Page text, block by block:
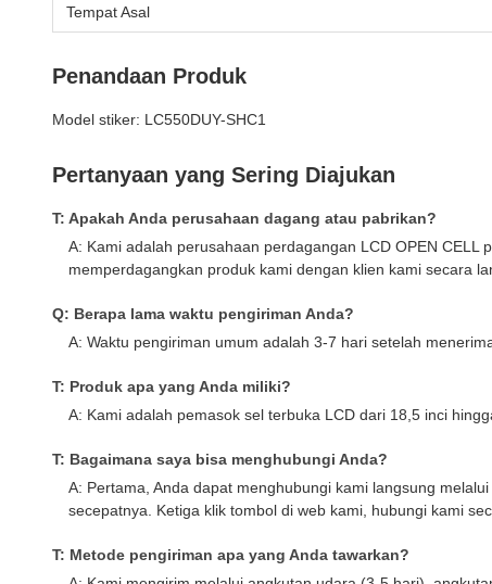
Tempat Asal
Penandaan Produk
Model stiker: LC550DUY-SHC1
Pertanyaan yang Sering Diajukan
T: Apakah Anda perusahaan dagang atau pabrikan?
A: Kami adalah perusahaan perdagangan LCD OPEN
memperdagangkan produk kami dengan klien kami secara
Q: Berapa lama waktu pengiriman Anda?
A: Waktu pengiriman umum adalah 3-7 hari setelah
T: Produk apa yang Anda miliki?
A: Kami adalah pemasok sel terbuka LCD dari 18,5 inci
T: Bagaimana saya bisa menghubungi Anda?
A: Pertama, Anda dapat menghubungi kami langsung
secepatnya. Ketiga klik tombol di web kami, hubungi kami
T: Metode pengiriman apa yang Anda tawarkan?